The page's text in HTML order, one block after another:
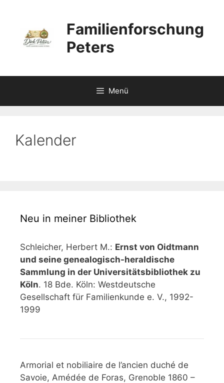
springen
Familienforschung
Peters
Menü
Kalender
Neu in meiner Bibliothek
Schleicher, Herbert M.: Ernst von Oidtmann
und seine genealogisch-heraldische
Sammlung in der Universitätsbibliothek zu
Köln. 18 Bde. Köln: Westdeutsche
Gesellschaft für Familienkunde e. V., 1992-
1999
Armorial et nobiliaire de l’ancien duché de
Savoie, Amédée de Foras, Grenoble 1860 –